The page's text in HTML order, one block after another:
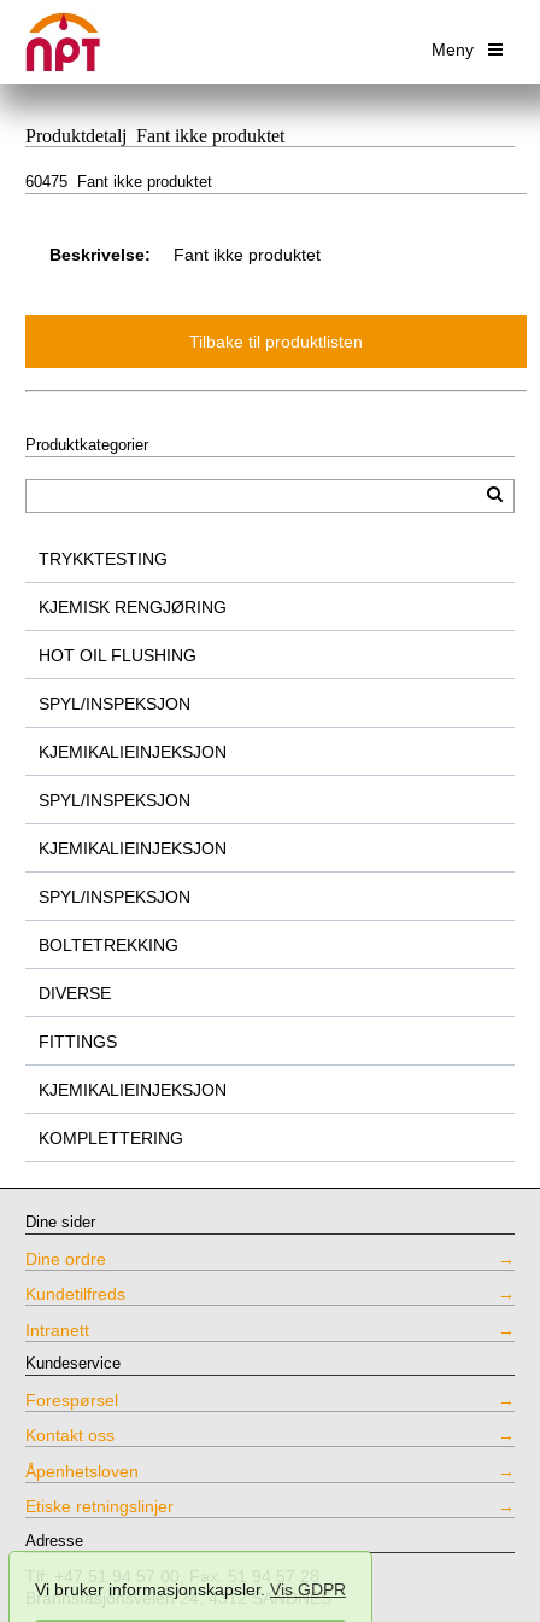
Vi bruker informasjonskapsler.Vis GDPR
Meny
Produktdetalj Fant ikke produktet
60475 Fant ikke produktet
Beskrivelse: Fant ikke produktet
Produktkategorier
TRYKKTESTING
KJEMISK RENGJØRING
HOT OIL FLUSHING
SPYL/INSPEKSJON
KJEMIKALIEINJEKSJON
SPYL/INSPEKSJON
KJEMIKALIEINJEKSJON
SPYL/INSPEKSJON
BOLTETREKKING
DIVERSE
FITTINGS
KJEMIKALIEINJEKSJON
KOMPLETTERING
Dine sider
Dine ordre
Kundetilfreds
Intranett
Kundeservice
Forespørsel
Kontakt oss
Åpenhetsloven
Etiske retningslinjer
Adresse
Tlf: +47 51 94 57 00, Fax. 51 94 57 28
Brannstasjonsveien 24, 4312 SANDNES